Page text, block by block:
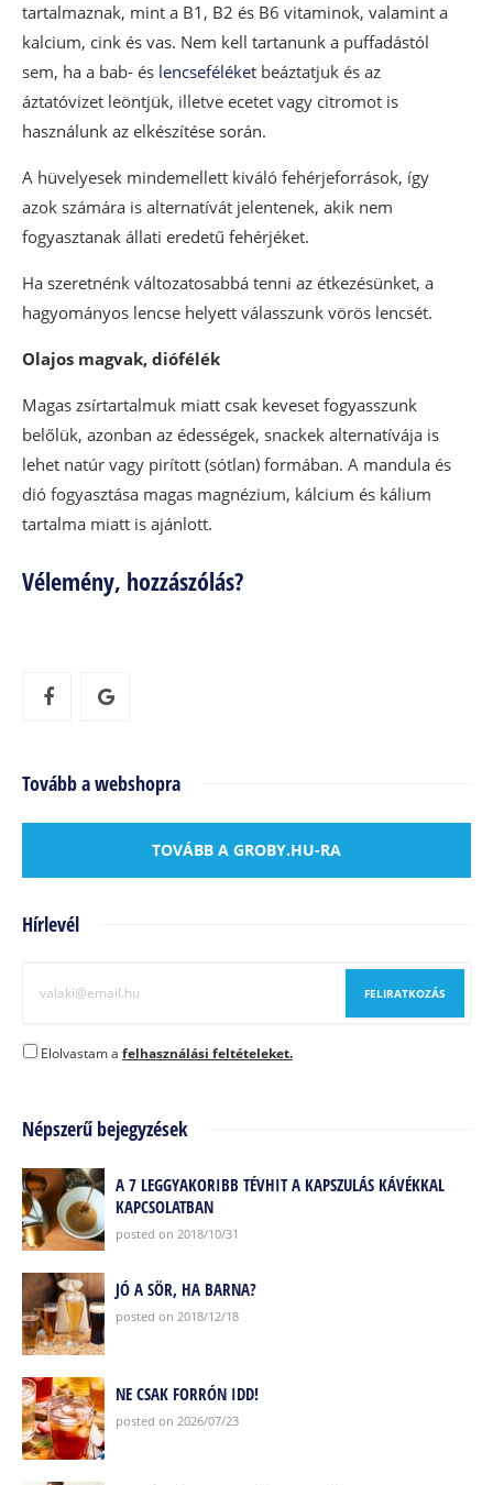
tartalmaznak, mint a B1, B2 és B6 vitaminok, valamint a
kalcium, cink és vas. Nem kell tartanunk a puffadástól
sem, ha a bab- és lencseféléket beáztatjuk és az
áztatóvizet leöntjük, illetve ecetet vagy citromot is
használunk az elkészítése során.
A hüvelyesek mindemellett kiváló fehérjeforrások, így
azok számára is alternatívát jelentenek, akik nem
fogyasztanak állati eredetű fehérjéket.
Ha szeretnénk változatosabbá tenni az étkezésünket, a
hagyományos lencse helyett válasszunk vörös lencsét.
Olajos magvak, diófélék
Magas zsírtartalmuk miatt csak keveset fogyasszunk
belőlük, azonban az édességek, snackek alternatívája is
lehet natúr vagy pirított (sótlan) formában. A mandula és
dió fogyasztása magas magnézium, kálcium és kálium
tartalma miatt is ajánlott.
Vélemény, hozzászólás?
Tovább a webshopra
TOVÁBB A GROBY.HU-RA
Hírlevél
Elolvastam a felhasználási feltételeket.
Népszerű bejegyzések
A 7 LEGGYAKORIBB TÉVHIT A KAPSZULÁS KÁVÉKKAL
KAPCSOLATBAN
posted on 2018/10/31
JÓ A SÖR, HA BARNA?
posted on 2018/12/18
NE CSAK FORRÓN IDD!
posted on 2026/07/23